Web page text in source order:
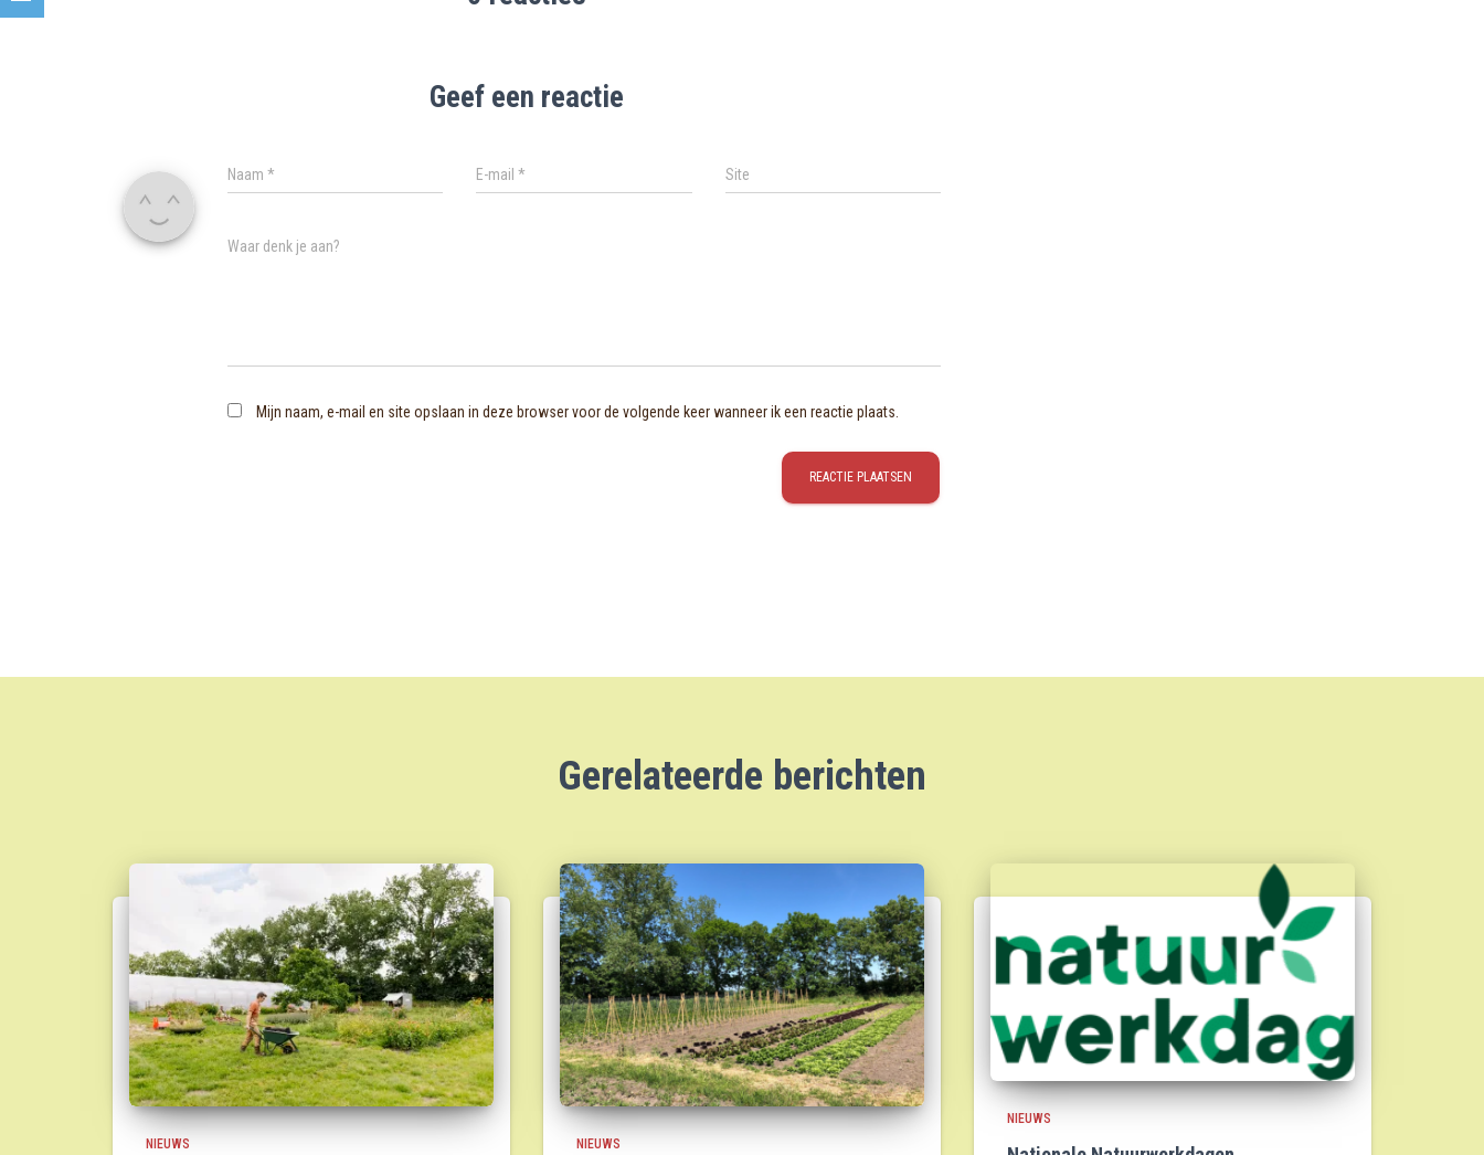
Geef een reactie
Naam * E-mail* Site
Waar denk je aan?
Mijn naam, e-mail en site opslaan in deze browser voor de volgende keer wanneer ik een reactie plaats.
Gerelateerde berichten
NIEUWS NIEUWS
NIEUWS